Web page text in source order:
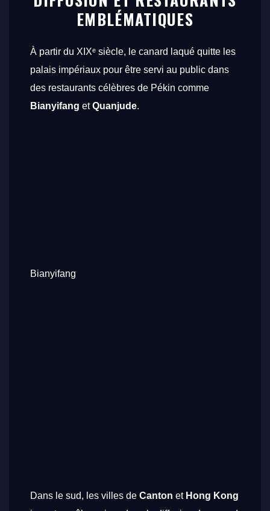
EMBLÉMATIQUES
À partir du XIXᵉ siècle, le canard laqué quitte les
palais impériaux pour être servi au public dans
des restaurants célèbres de Pékin comme
Bianyifang etQuanjude.
Bianyifang
Dans le sud, les villes de Canton et Hong Kong